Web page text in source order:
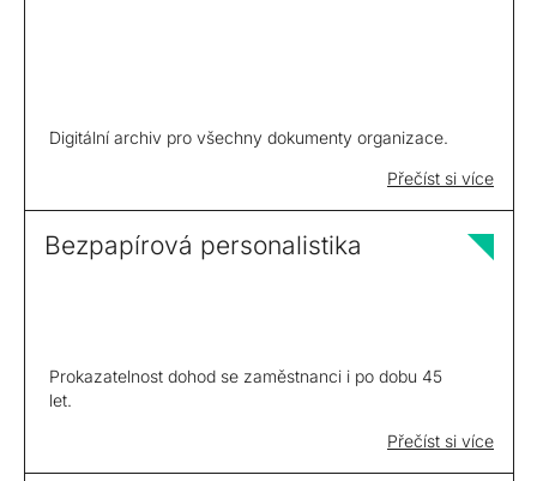
Digitální archiv pro všechny dokumenty organizace.
Přečíst si více
Bezpapírová personalistika
Prokazatelnost dohod se zaměstnanci i po dobu 45
let.
Přečíst si více